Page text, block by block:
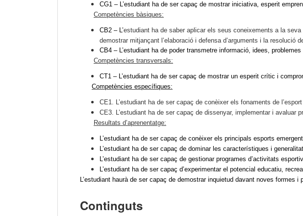
CG1 – L’estudiant ha de ser capaç de mostrar iniciativa, esperit
Competències bàsiques:
CB2 – L’estudiant ha de saber aplicar els seus coneixements a la
demostrar mitjançant l’elaboració i defensa d’arguments i la resolució
CB4 – L’estudiant ha de poder transmetre informació, idees,
Competències transversals:
CT1 – L’estudiant ha de ser capaç de mostrar un esperit crític i
Competències específiques:
CE1. L’estudiant ha de ser capaç de conèixer els fonaments de
CE3. L’estudiant ha de ser capaç de dissenyar, implementar i
Resultats d’aprenentatge:
L’estudiant ha de ser capaç de conèixer els principals esports
L’estudiant ha de ser capaç de dominar les característiques i
L’estudiant ha de ser capaç de gestionar programes d’activitats
L’estudiant ha de ser capaç d’experimentar el potencial educatiu,
L’estudiant haurà de ser capaç de demostrar inquietud davant noves formes
Continguts